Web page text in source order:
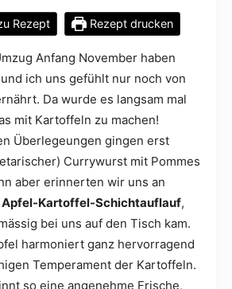
Rezept Rezept drucken
Anfang November haben
ich uns gefühlt nur noch von
Da wurde es langsam mal
mit Kartoffeln zu machen!
Überlegeungen gingen erst
Currywurst mit Pommes
aber erinnerten wir uns an
Apfel-Kartoffel-Schichtauflauf,
bei uns auf den Tisch kam.
harmoniert ganz hervorragend
Temperament der Kartoffeln.
so eine angenehme Frische,